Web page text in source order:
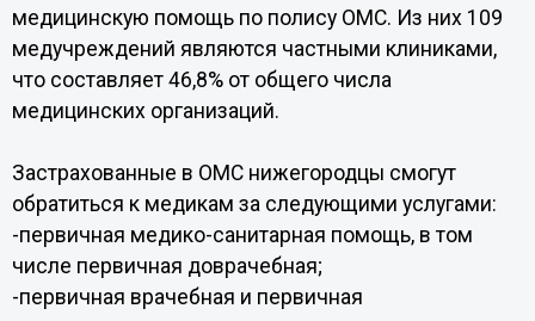
медицинскую помощь по полису ОМС. Из них 109
медучреждений являются частными клиниками,
что составляет 46,8% от общего числа
медицинских организаций.
Застрахованные в ОМС нижегородцы смогут
обратиться к медикам за следующими услугами:
-первичная медико-санитарная помощь, в том
числе первичная доврачебная;
-первичная врачебная и первичная